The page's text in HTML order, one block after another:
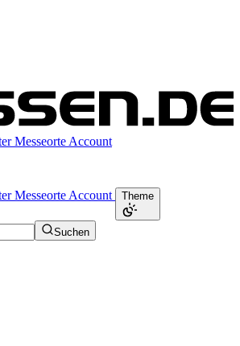
Messeorte Account
Messeorte Account Theme
Suchen